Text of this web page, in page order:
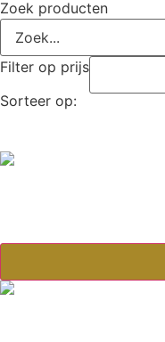
Zoek producten
Filter op prijs
Sorteer op: